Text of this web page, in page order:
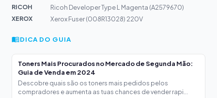
RICOH
Ricoh Developer Type L Magenta (A2579670)
XEROX
Xerox Fuser (008R13028) 220V
DICA DO GUIA
Toners Mais Procurados no Mercado de Segunda Mão:
Guia de Venda em 2024
Descobre quais são os toners mais pedidos pelos
compradores e aumenta as tuas chances de vender rapi...